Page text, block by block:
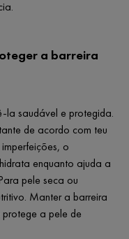
a barreira
la saudável e protegida.
de acordo com teu
o
hidrata enquanto ajuda a
pele seca ou
Manter a barreira
a pele de